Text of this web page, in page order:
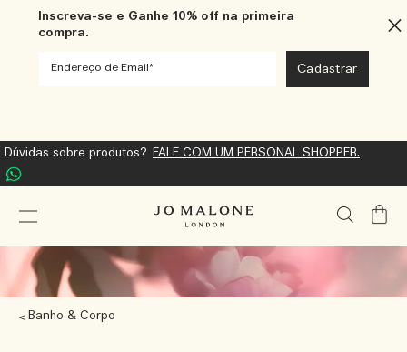
Inscreva-se e Ganhe 10% off na primeira
compra.
Dúvidas sobre produtos? FALE COM UM PERSONAL SHOPPER.
Meu
Banho & Corpo